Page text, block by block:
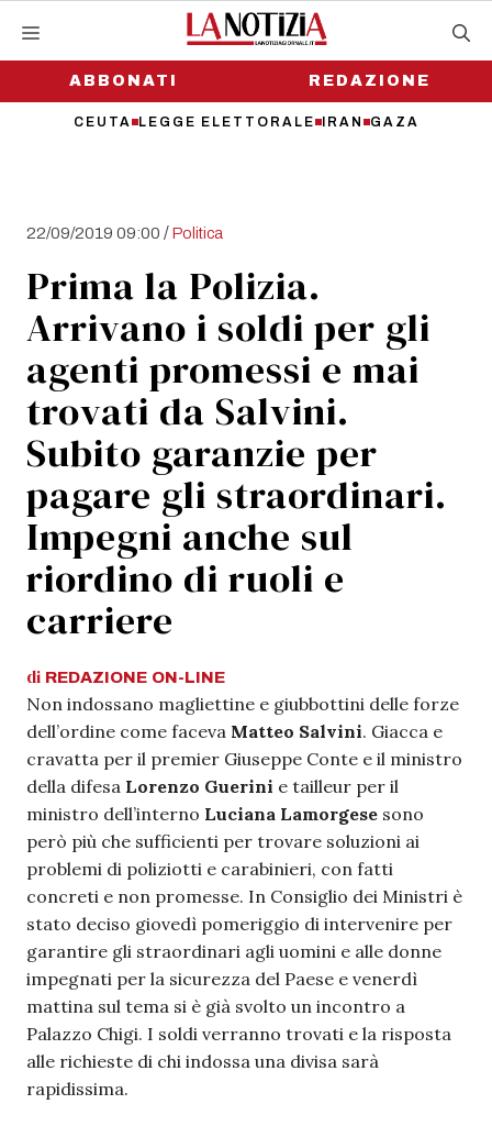
contenutoABBONATI
CEUTA LEGGE ELETTORALE IRAN GAZA
REDAZIONE
22/09/2019 09:00 /Politica
Prima la Polizia.
Arrivano i soldi per gli
agenti promessi e mai
trovati da Salvini.
Subito garanzie per
pagare gli straordinari.
Impegni anche sul
riordino di ruoli e
carriere
di REDAZIONE ON-LINE
Non indossano magliettine e giubbottini delle forze
dell’ordine come faceva Matteo Salvini. Giacca e
cravatta per il premier Giuseppe Conte e il ministro
della difesa Lorenzo Guerini e tailleur per il
ministro dell’interno Luciana Lamorgese sono
però più che sufficienti per trovare soluzioni ai
problemi di poliziotti e carabinieri, con fatti
concreti e non promesse. In Consiglio dei Ministri è
stato deciso giovedì pomeriggio di intervenire per
garantire gli straordinari agli uomini e alle donne
impegnati per la sicurezza del Paese e venerdì
mattina sul tema si è già svolto un incontro a
Palazzo Chigi. I soldi verranno trovati e la risposta
alle richieste di chi indossa una divisa sarà
rapidissima.